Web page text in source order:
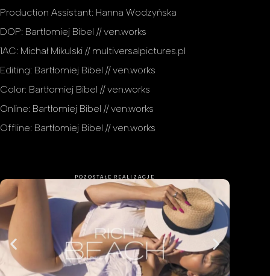
Production Assistant: Hanna Wodzyńska
DOP: Bartłomiej Bibel // ven.works
1AC: Michał Mikulski // multiversalpictures.pl
Editing: Bartłomiej Bibel // ven.works
Color: Bartłomiej Bibel // ven.works
Online: Bartłomiej Bibel // ven.works
Offline: Bartłomiej Bibel // ven.works
POZOSTAŁE REALIZACJE